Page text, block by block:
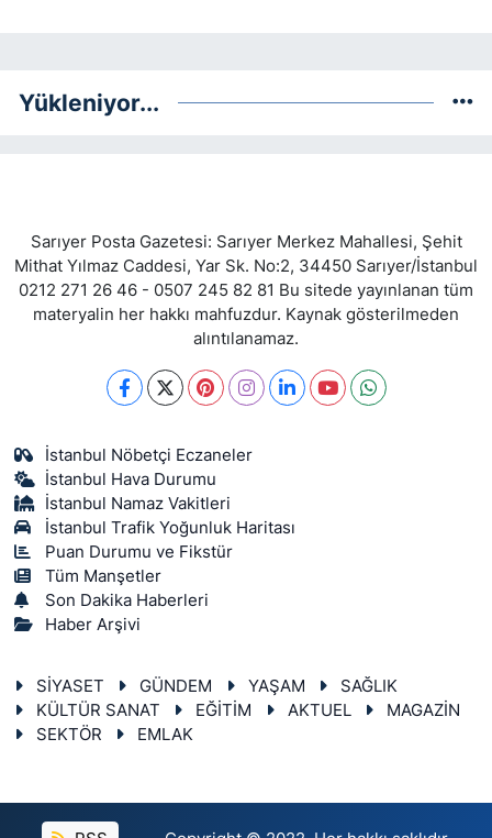
Yükleniyor...
Sarıyer Posta Gazetesi: Sarıyer Merkez Mahallesi, Şehit
Mithat Yılmaz Caddesi, Yar Sk. No:2, 34450 Sarıyer/İstanbul
0212 271 26 46 - 0507 245 82 81 Bu sitede yayınlanan tüm
materyalin her hakkı mahfuzdur. Kaynak gösterilmeden
alıntılanamaz.
İstanbul Nöbetçi Eczaneler
İstanbul Hava Durumu
İstanbul Namaz Vakitleri
İstanbul Trafik Yoğunluk Haritası
Puan Durumu ve Fikstür
Tüm Manşetler
Son Dakika Haberleri
Haber Arşivi
SİYASET GÜNDEM YAŞAM
SAĞLIK
KÜLTÜR SANAT
EĞİTİM AKTUEL
MAGAZİN
SEKTÖR
EMLAK